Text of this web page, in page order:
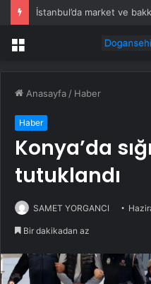
Menü
Anasayfa / Haber
Haber
Konya’da
tutuklandı
SAMET YORGANCI
Bir dakikadan az